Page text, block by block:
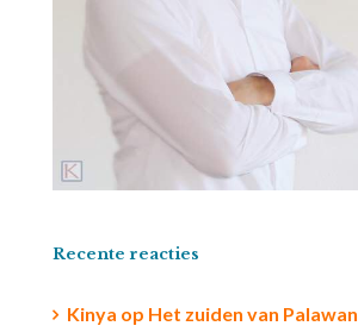
Recente reacties
Kinya op Het zuiden van Palawan